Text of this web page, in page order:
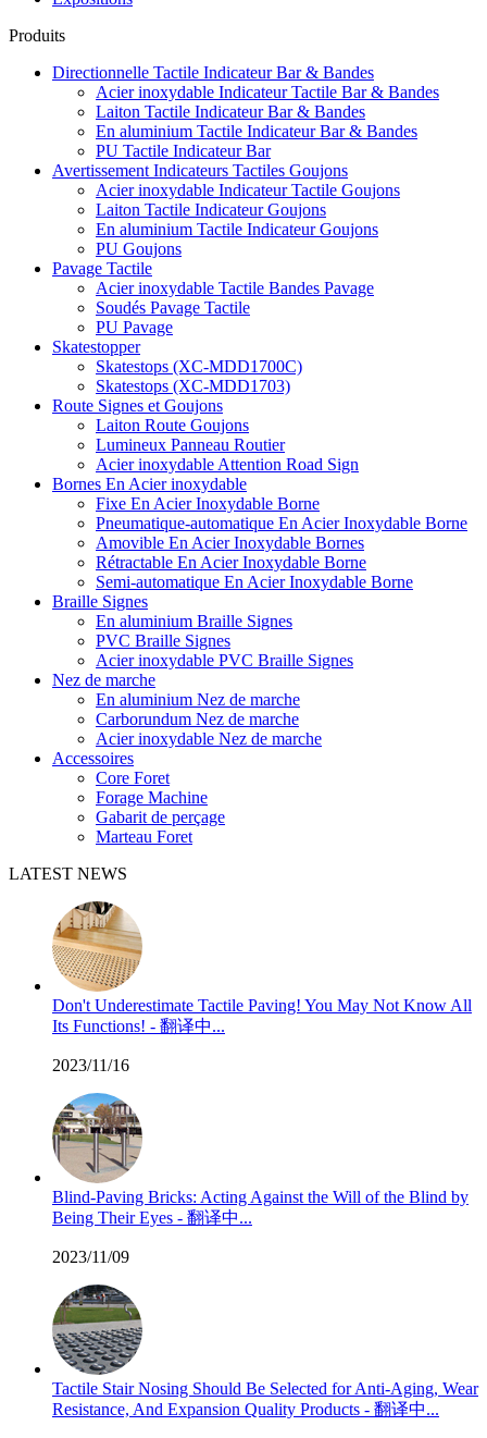
Produits
Directionnelle Tactile Indicateur Bar & Bandes
Acier inoxydable Indicateur Tactile Bar & Bandes
Laiton Tactile Indicateur Bar & Bandes
En aluminium Tactile Indicateur Bar & Bandes
PU Tactile Indicateur Bar
Avertissement Indicateurs Tactiles Goujons
Acier inoxydable Indicateur Tactile Goujons
Laiton Tactile Indicateur Goujons
En aluminium Tactile Indicateur Goujons
PU Goujons
Pavage Tactile
Acier inoxydable Tactile Bandes Pavage
Soudés Pavage Tactile
PU Pavage
Skatestopper
Skatestops (XC-MDD1700C)
Skatestops (XC-MDD1703)
Route Signes et Goujons
Laiton Route Goujons
Lumineux Panneau Routier
Acier inoxydable Attention Road Sign
Bornes En Acier inoxydable
Fixe En Acier Inoxydable Borne
Pneumatique-automatique En Acier Inoxydable Borne
Amovible En Acier Inoxydable Bornes
Rétractable En Acier Inoxydable Borne
Semi-automatique En Acier Inoxydable Borne
Braille Signes
En aluminium Braille Signes
PVC Braille Signes
Acier inoxydable PVC Braille Signes
Nez de marche
En aluminium Nez de marche
Carborundum Nez de marche
Acier inoxydable Nez de marche
Accessoires
Core Foret
Forage Machine
Gabarit de perçage
Marteau Foret
LATEST NEWS
Don't Underestimate Tactile Paving! You May Not Know All
Its Functions! - 翻译中...
2023/11/16
Blind-Paving Bricks: Acting Against the Will of the Blind by
Being Their Eyes - 翻译中...
2023/11/09
Tactile Stair Nosing Should Be Selected for Anti-Aging, Wear
Resistance, And Expansion Quality Products - 翻译中...